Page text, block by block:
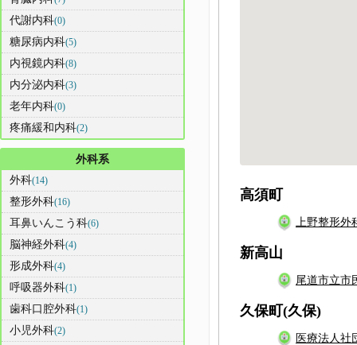
高須町
上野整形外
新高山
尾道市立市
久保町(久保)
医療法人
代謝内科(0)
糖尿病内科(5)
内視鏡内科(8)
内分泌内科(3)
老年内科(0)
疼痛緩和内科(2)
外科系
外科(14)
整形外科(16)
耳鼻いんこう科(6)
脳神経外科(4)
形成外科(4)
呼吸器外科(1)
歯科口腔外科(1)
小児外科(2)